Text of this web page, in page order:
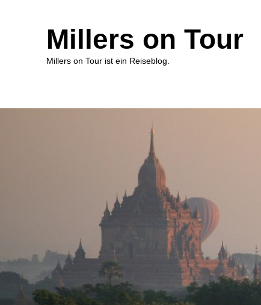
Millers on Tour
Millers on Tour ist ein Reiseblog.